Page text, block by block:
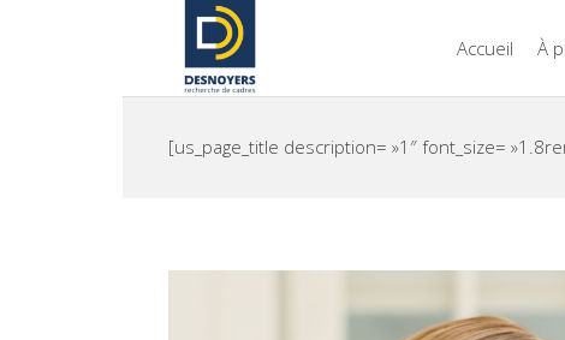
Accueil À
[us_page_title description= »1″ font_size=